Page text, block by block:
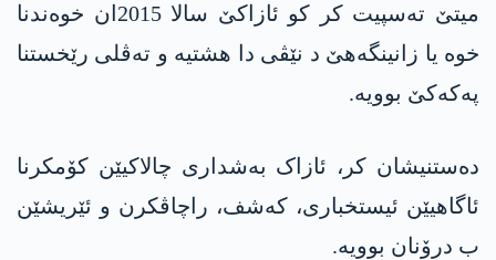
میتێ تەسپیت کر کو ئازاکێ سالا 2015ان خوەندنا
خوە یا زانینگەهێ د نێڤی دا هشتیە و ته‌ڤلی رێخستنا
په‌كه‌كێ بوویه‌.
ده‌ستنیشان كر، ئازاک بەشداری چالاکیێن کۆمکرنا
ئاگاهیێن ئیستخباری، کەشف، راچاڤکرن و ئێریشێن
ب درۆنان بوویە.